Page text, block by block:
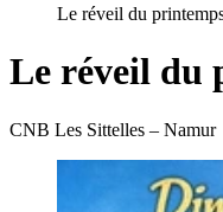
Le réveil du
Le réveil du
CNB Les Sittelles – Namur